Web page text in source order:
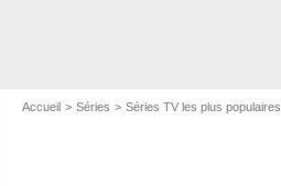
Accueil Séries Séries TV les plus populaires